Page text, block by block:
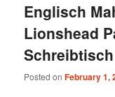
Englisch
Lionshead
Posted onFebruary 1,